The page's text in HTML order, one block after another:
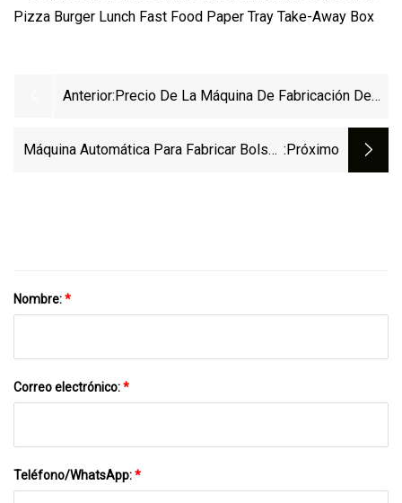
Anterior:Precio De La Máquina De Fabricación De
Basura Con Cordón Continuo De Cinta De
Máquina Automática Para Fabricar Bolsas :próximo
Nombre:*
Correo electrónico:*
Teléfono/WhatsApp:*